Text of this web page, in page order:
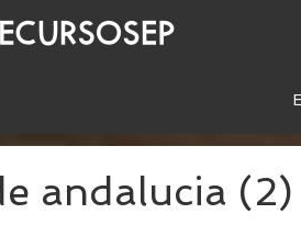
andalucia (2)